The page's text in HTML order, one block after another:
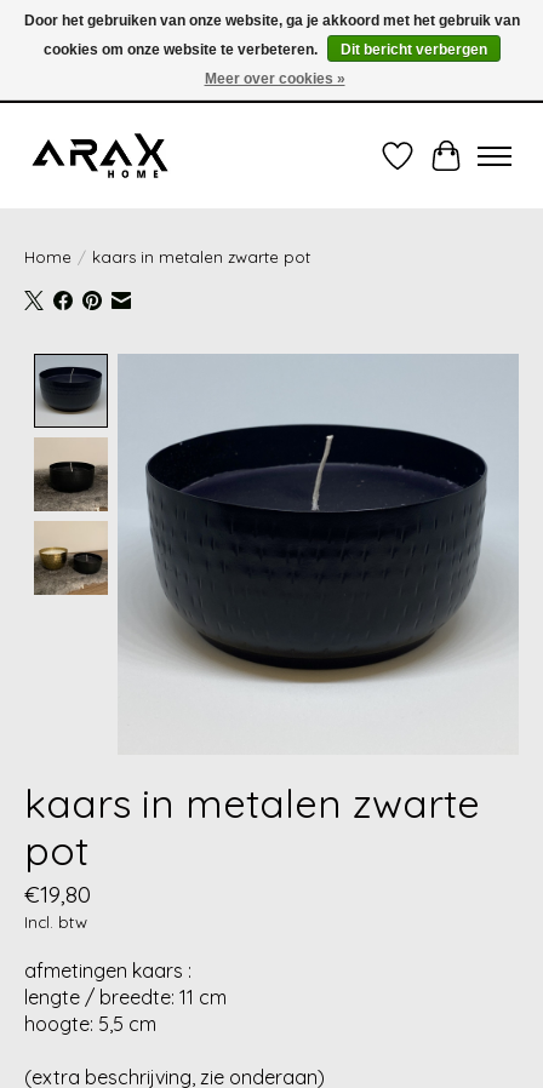
VERZENDING TUSSEN 1 en 3 WERKDAGEN - GRATIS VERZENDING VANAF 35,00€
(onder de 35,00€ = 3,95€ verzendkosten) OF OPHALEN IN DE WINKEL OOK
Verlanglijst
Home / kaars in metalen zwarte pot
kaars in metalen zwarte
pot
€19,80
Incl. btw
afmetingen kaars :
lengte / breedte: 11 cm
hoogte: 5,5 cm
(extra beschrijving, zie onderaan)
Door het gebruiken van onze website, ga je akkoord met het gebruik van
cookies om onze website te verbeteren.
Dit bericht verbergen
Meer over cookies »